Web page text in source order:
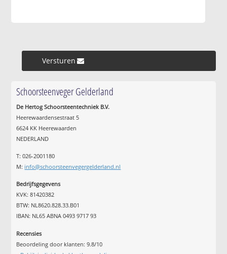
Versturen »
Schoorsteenveger Gelderland
De Hertog Schoorsteentechniek B.V.
Heerewaardensestraat 5
6624 KK Heerewaarden
NEDERLAND
T: 026-2001180
M: info@schoorsteenvegergelderland.nl
Bedrijfsgegevens
KVK: 81420382
BTW: NL8620.828.33.B01
IBAN: NL65 ABNA 0493 9717 93
Recensies
Beoordeling door klanten:9.8/10